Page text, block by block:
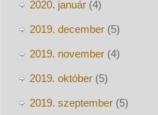
2020. január(4)
2019. december(5)
2019. november(4)
2019. október(5)
2019. szeptember(5)